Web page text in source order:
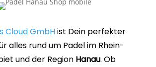
Cloud GmbHist Dein perfekter
alles rund um Padel im Rhein-
und der Region Hanau. Ob